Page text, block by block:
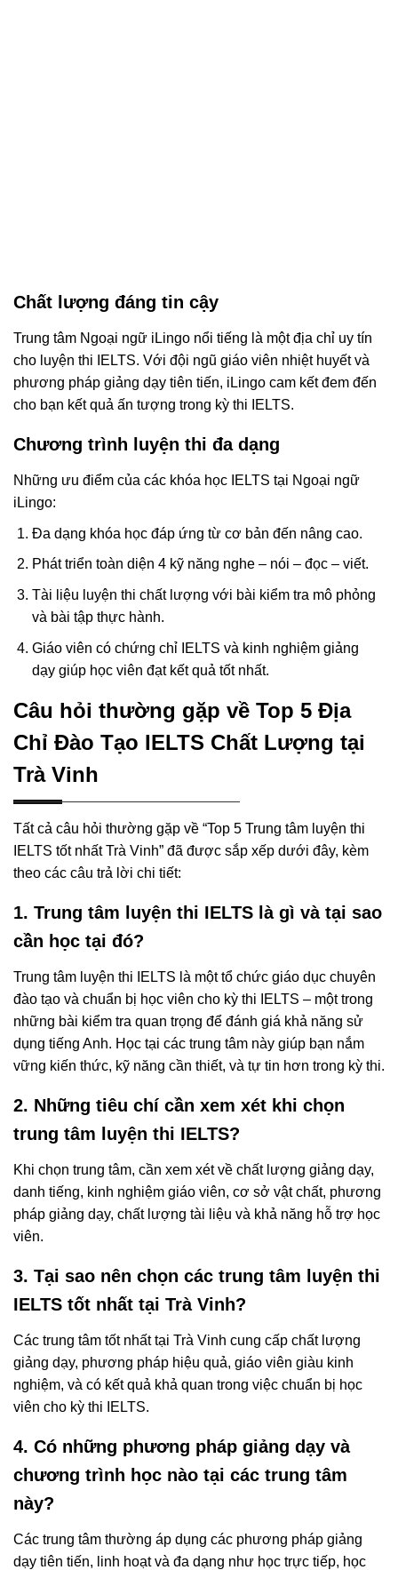
Chất lượng đáng tin cậy
Trung tâm Ngoại ngữ iLingo nổi tiếng là một địa chỉ uy tín
cho luyện thi IELTS. Với đội ngũ giáo viên nhiệt huyết và
phương pháp giảng dạy tiên tiến, iLingo cam kết đem đến
cho bạn kết quả ấn tượng trong kỳ thi IELTS.
Chương trình luyện thi đa dạng
Những ưu điểm của các khóa học IELTS tại Ngoại ngữ
iLingo:
Đa dạng khóa học đáp ứng từ cơ bản đến nâng cao.
Phát triển toàn diện 4 kỹ năng nghe – nói – đọc – viết.
Tài liệu luyện thi chất lượng với bài kiểm tra mô phỏng
và bài tập thực hành.
Giáo viên có chứng chỉ IELTS và kinh nghiệm giảng
dạy giúp học viên đạt kết quả tốt nhất.
Câu hỏi thường gặp về Top 5 Địa
Chỉ Đào Tạo IELTS Chất Lượng tại
Trà Vinh
Tất cả câu hỏi thường gặp về “Top 5 Trung tâm luyện thi
IELTS tốt nhất Trà Vinh” đã được sắp xếp dưới đây, kèm
theo các câu trả lời chi tiết:
1. Trung tâm luyện thi IELTS là gì và tại sao
cần học tại đó?
Trung tâm luyện thi IELTS là một tổ chức giáo dục chuyên
đào tạo và chuẩn bị học viên cho kỳ thi IELTS – một trong
những bài kiểm tra quan trọng để đánh giá khả năng sử
dụng tiếng Anh. Học tại các trung tâm này giúp bạn nắm
vững kiến thức, kỹ năng cần thiết, và tự tin hơn trong kỳ thi.
2. Những tiêu chí cần xem xét khi chọn
trung tâm luyện thi IELTS?
Khi chọn trung tâm, cần xem xét về chất lượng giảng dạy,
danh tiếng, kinh nghiệm giáo viên, cơ sở vật chất, phương
pháp giảng dạy, chất lượng tài liệu và khả năng hỗ trợ học
viên.
3. Tại sao nên chọn các trung tâm luyện thi
IELTS tốt nhất tại Trà Vinh?
Các trung tâm tốt nhất tại Trà Vinh cung cấp chất lượng
giảng dạy, phương pháp hiệu quả, giáo viên giàu kinh
nghiệm, và có kết quả khả quan trong việc chuẩn bị học
viên cho kỳ thi IELTS.
4. Có những phương pháp giảng dạy và
chương trình học nào tại các trung tâm
này?
Các trung tâm thường áp dụng các phương pháp giảng
dạy tiên tiến, linh hoạt và đa dạng như học trực tiếp, học